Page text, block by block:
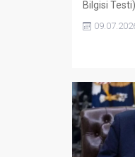
Bilgisi
adaylar için
Ancak en